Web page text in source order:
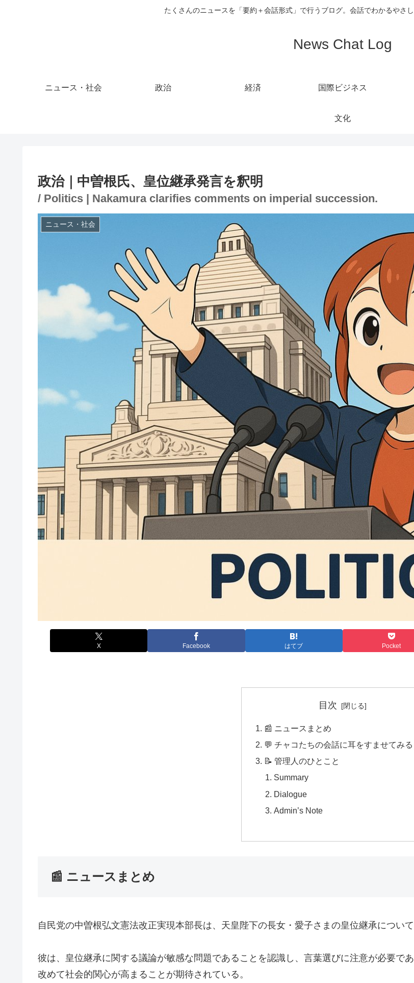
たくさんのニュースを「要約＋会話形式」で行うブログ。会話でわかるやさ
News Chat Log
ニュース・社会 政治 経済 国際ビジネス
文化
政治｜中曽根氏、皇位継承発言を釈明
/ Politics | Nakamura clarifies comments on imperial succession.
ニュース・社会
X Facebook はてブ Pocket
目次
📰 ニュースまとめ
💬 チャコたちの会話に耳をすませてみ
📝 管理人のひとこと
Summary
Dialogue
Admin’s Note
📰 ニュースまとめ
自民党の中曽根弘文憲法改正実現本部長は、天皇陛下の長女・愛子さまの皇位継承につい
彼は、皇位継承に関する議論が敏感な問題であることを認識し、言葉選びに注意が必要で
改めて社会的関心が高まることが期待されている。